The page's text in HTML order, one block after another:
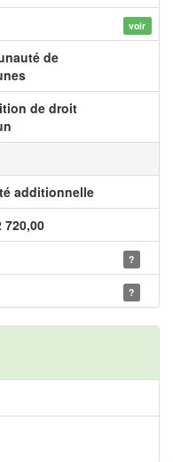
voir
de
de droit
additionnelle
720,00
?
?